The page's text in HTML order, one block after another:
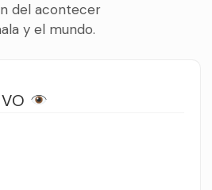
del acontecer
y el mundo.